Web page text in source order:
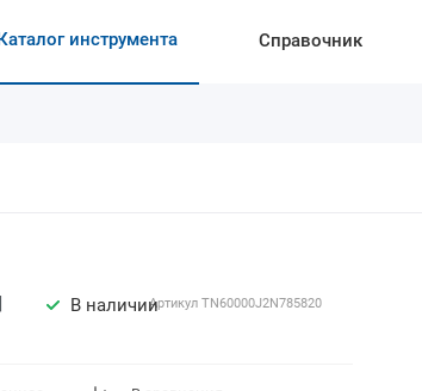
инструмента Справочник
В наличииАртикул TN60000J2N785820